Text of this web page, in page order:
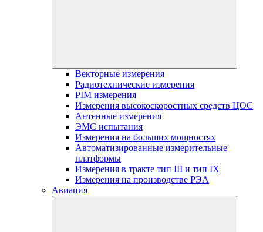
Векторные измерения
Радиотехнические измерения
PIM измерения
Измерения высокоскоростных средств ЦОС
Антенные измерения
ЭМС испытания
Измерения на больших мощностях
Автоматизированные измерительные
платформы
Измерения в тракте тип III и тип IX
Измерения на производстве РЭА
Авиация